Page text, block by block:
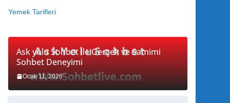
Yemek Tarifleri
Ask yolu Sohbet ile Gerçek ve Samimi
Sohbet Deneyimi
Ocak 11, 2026